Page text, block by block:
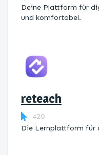
Deine Plattform für
und komfortabel.
reteach
420
Die Lernplattform ​für